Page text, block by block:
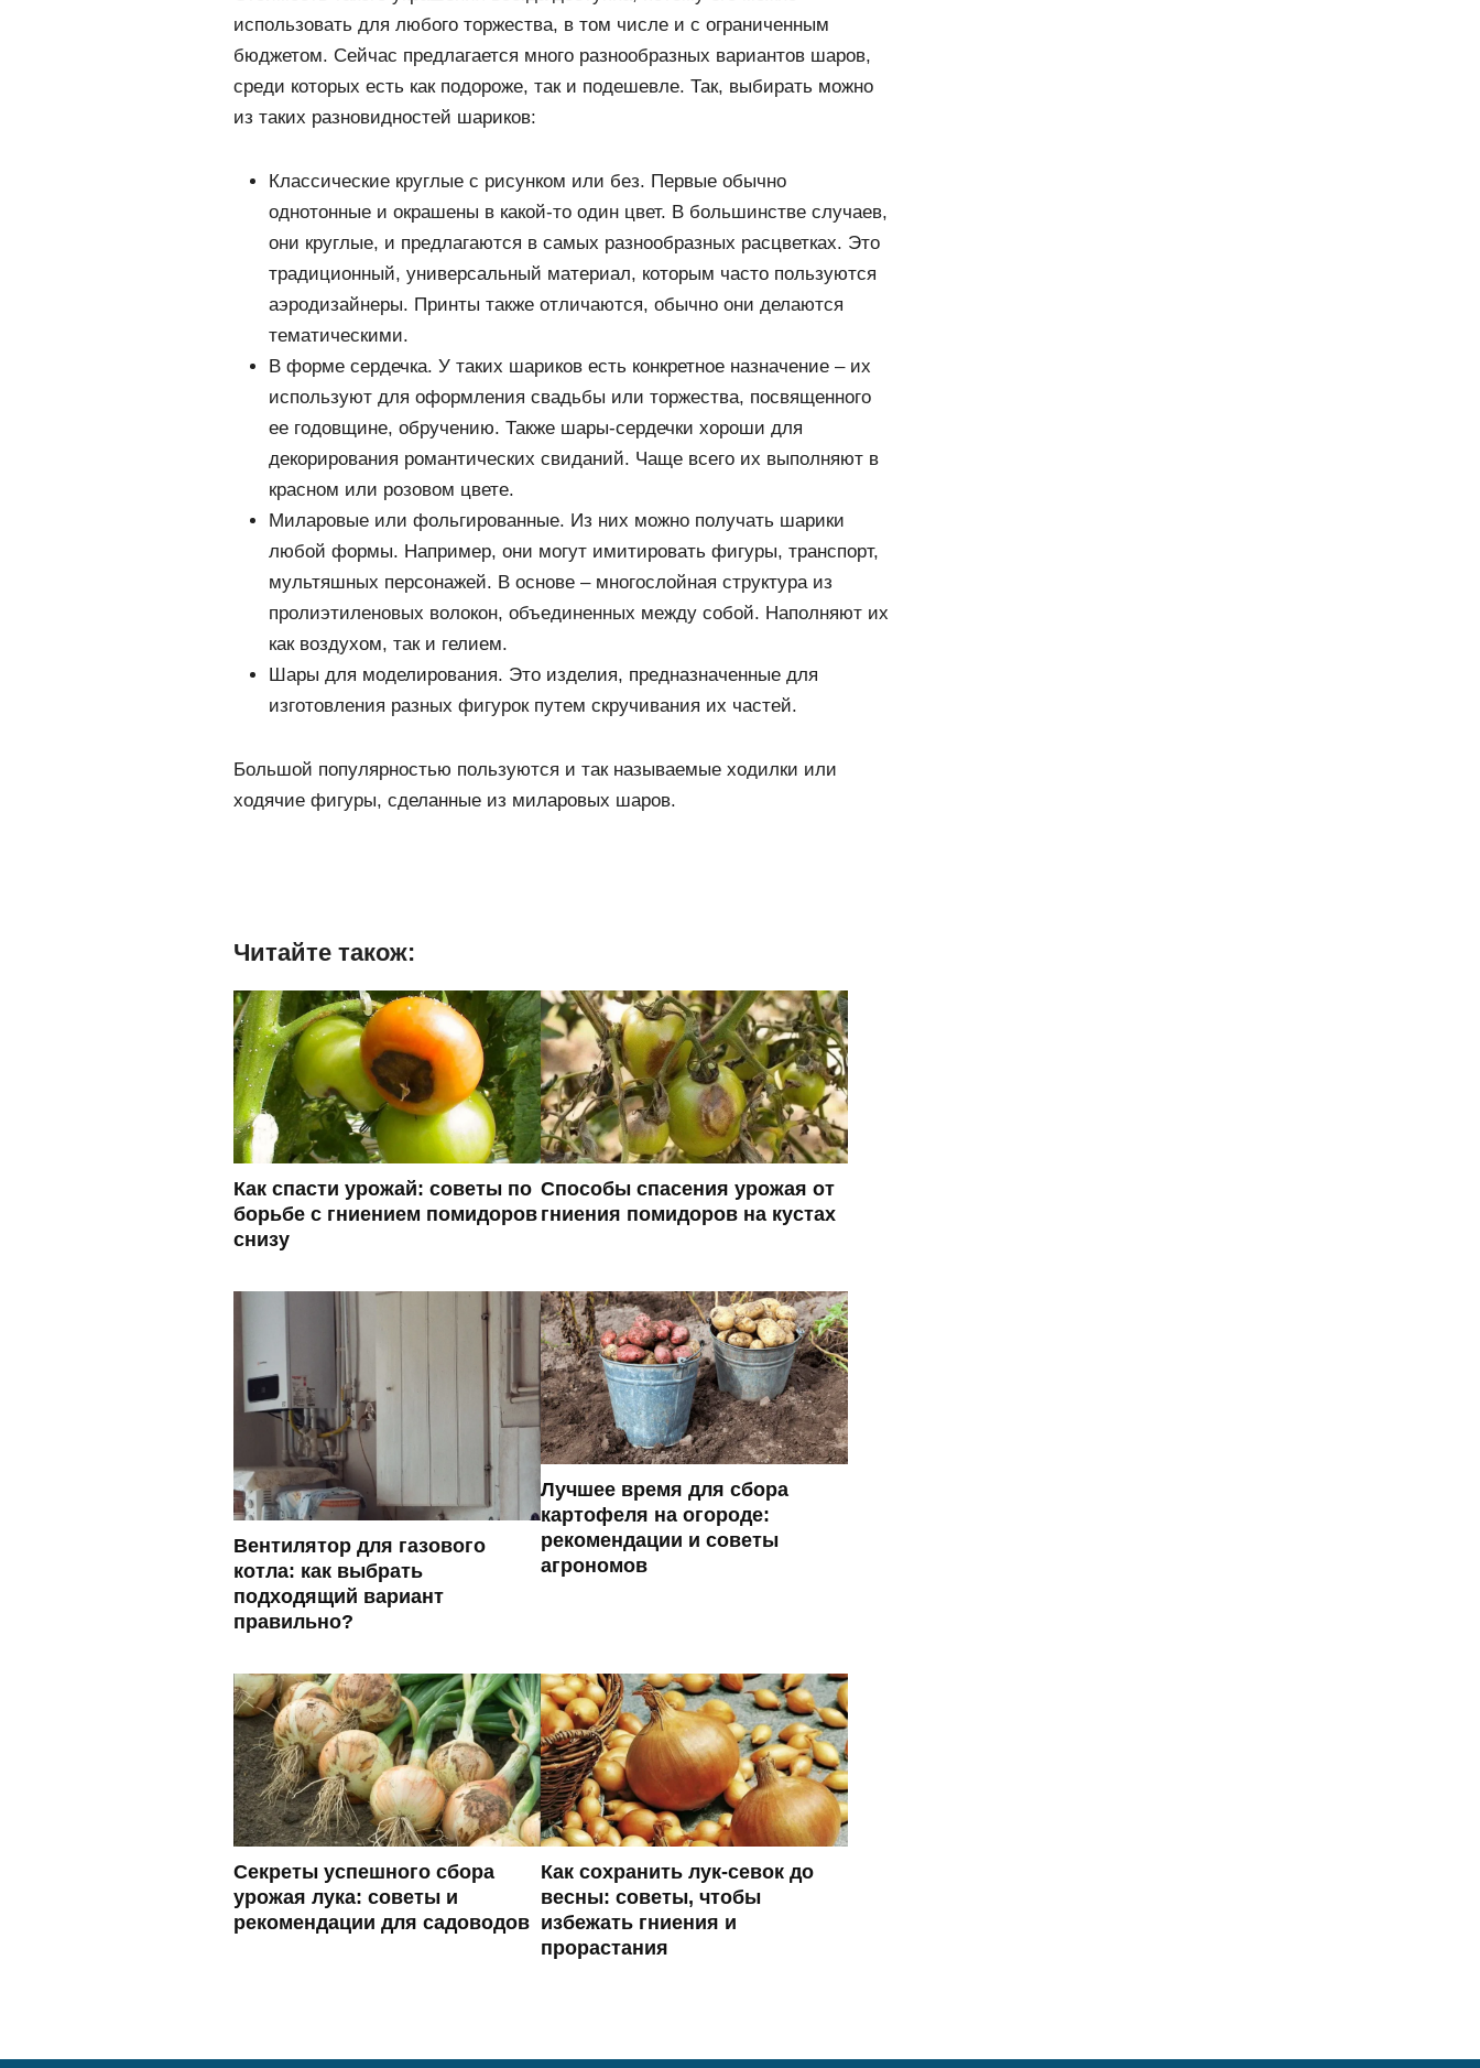
использовать для любого торжества, в том числе и с ограниченным
бюджетом. Сейчас предлагается много разнообразных вариантов шаров,
среди которых есть как подороже, так и подешевле. Так, выбирать можно
из таких разновидностей шариков:
Классические круглые с рисунком или без. Первые обычно
однотонные и окрашены в какой-то один цвет. В большинстве случаев,
они круглые, и предлагаются в самых разнообразных расцветках. Это
традиционный, универсальный материал, которым часто пользуются
аэродизайнеры. Принты также отличаются, обычно они делаются
тематическими.
В форме сердечка. У таких шариков есть конкретное назначение – их
используют для оформления свадьбы или торжества, посвященного
ее годовщине, обручению. Также шары-сердечки хороши для
декорирования романтических свиданий. Чаще всего их выполняют в
красном или розовом цвете.
Миларовые или фольгированные. Из них можно получать шарики
любой формы. Например, они могут имитировать фигуры, транспорт,
мультяшных персонажей. В основе – многослойная структура из
пролиэтиленовых волокон, объединенных между собой. Наполняют их
как воздухом, так и гелием.
Шары для моделирования. Это изделия, предназначенные для
изготовления разных фигурок путем скручивания их частей.
Большой популярностью пользуются и так называемые ходилки или
ходячие фигуры, сделанные из миларовых шаров.
Читайте також:
Как спасти урожай: советы по
борьбе с гниением помидоров
снизу
Способы спасения урожая от
гниения помидоров на кустах
Вентилятор для газового
котла: как выбрать
подходящий вариант
правильно?
Лучшее время для сбора
картофеля на огороде:
рекомендации и советы
агрономов
Секреты успешного сбора
урожая лука: советы и
рекомендации для садоводов
Как сохранить лук-севок до
весны: советы, чтобы
избежать гниения и
прорастания